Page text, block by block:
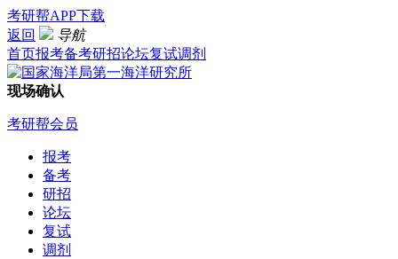
考研帮APP下载
返回
导航
首页报考备考研招论坛复试调剂
现场确认
考研帮会员
报考
备考
研招
论坛
复试
调剂